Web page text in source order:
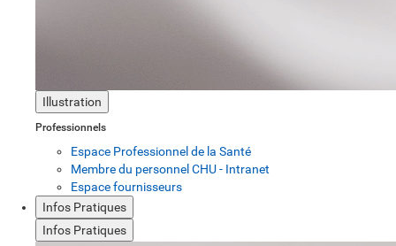
Illustration
Professionnels
Espace Professionnel de la Santé
Membre du personnel CHU - Intranet
Espace fournisseurs
Infos Pratiques
Infos Pratiques